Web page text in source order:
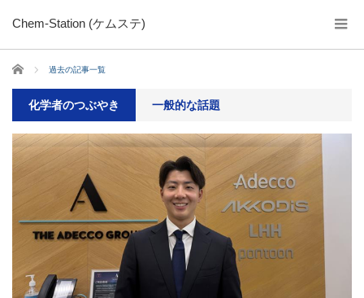
Chem-Station (ケムステ)
ホーム 過去の記事一覧
化学者のつぶやき 一般的な話題